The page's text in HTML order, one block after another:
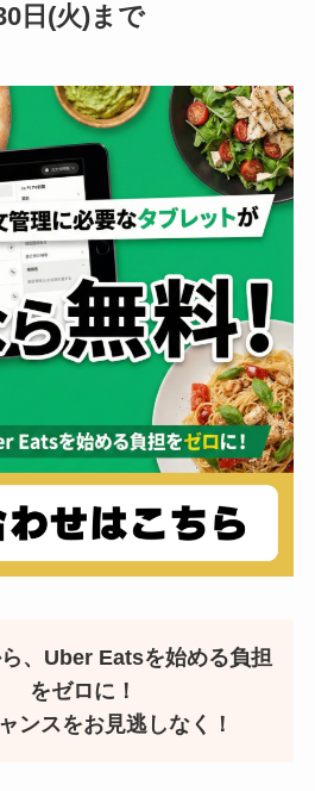
日(火)まで
、Uber Eatsを始める負担
をゼロに！
ンスをお見逃しなく！